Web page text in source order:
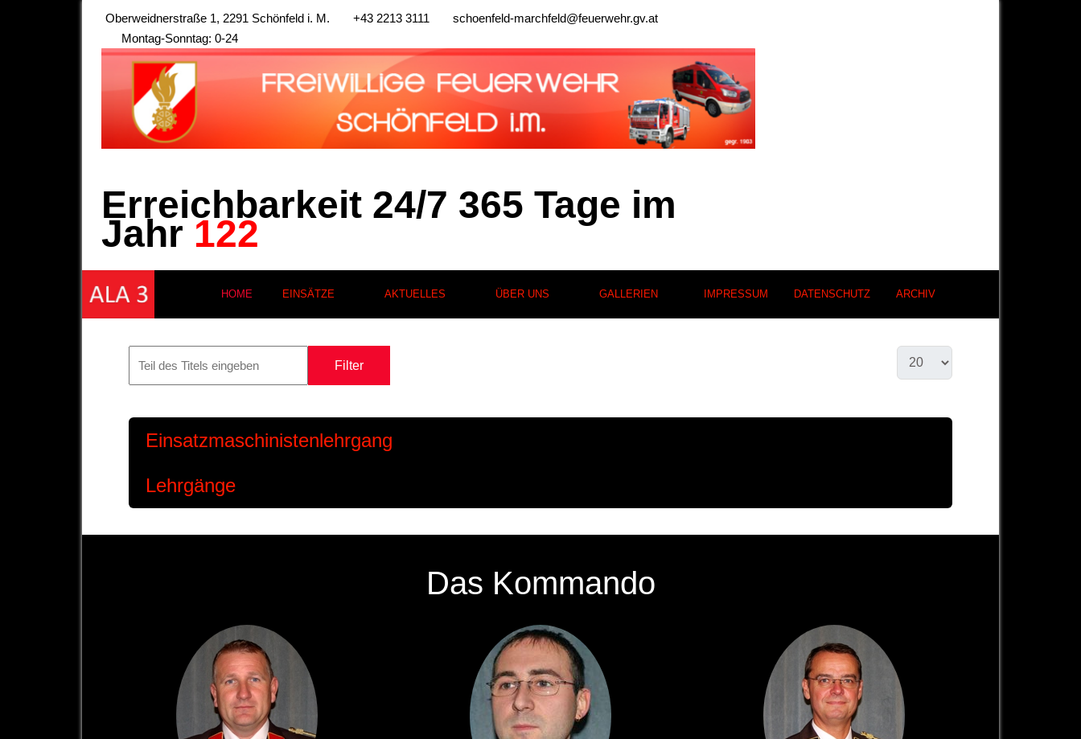
Oberweidnerstraße 1, 2291 Schönfeld i. M. +43 2213 3111
schoenfeld-marchfeld@feuerwehr.gv.at
Montag-Sonntag: 0-24
Erreichbarkeit 24/7 365 Tage im
Jahr 122
HOME EINSÄTZE AKTUELLES ÜBER UNS GALLERIEN IMPRESSUM DATENSCHUTZ ARCHIV
Filter
Einsatzmaschinistenlehrgang
Lehrgänge
Das Kommando